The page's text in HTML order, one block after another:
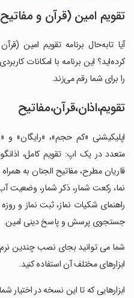
‏تقویم امین (قرآن و
آیا تابه‌حال برنامه ‏تقویم امین
کرده‌اید؟ این برنامه با امکانات
را برای شما رقم می‌زند.
تقویم،اذان،قرآن،مفاتیح
‏اپلیکیشنی «کم حجم»، «رایگان» و
قاریان مطرح، مفاتیح الجنان به
نما، رکعت شمار، ذکر شمار، وضعیت
راهنمای شکیات نماز، ثبت نماز و
جستجوی پرسش و پاسخ دینی امین.
‏شما می توانید بجای نصب چندین نرم
ابزارهای مختلف آن استفاده کنید.
‏ابزارهایی که تا این نسخه در اختیار